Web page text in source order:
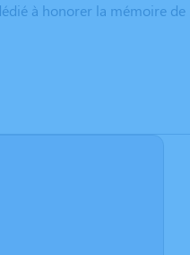
à honorer la mémoire de